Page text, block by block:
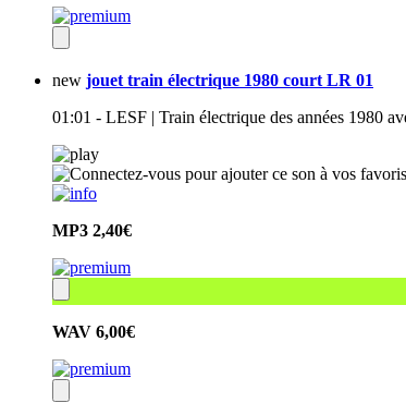
new jouet train électrique 1980 court LR 01
01:01 - LESF | Train électrique des années 1980
MP3 2,40€
WAV 6,00€